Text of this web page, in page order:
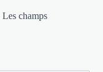
Les champs